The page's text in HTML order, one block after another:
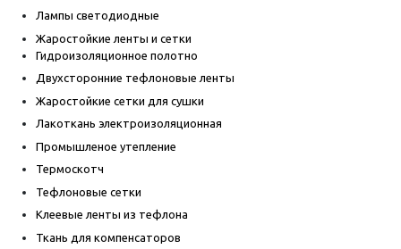
Лампы светодиодные
Жаростойкие ленты и сетки
Гидроизоляционное полотно
Двухсторонние тефлоновые ленты
Жаростойкие сетки для сушки
Лакоткань электроизоляционная
Промышленое утепление
Термоскотч
Тефлоновые сетки
Клеевые ленты из тефлона
Ткань для компенсаторов